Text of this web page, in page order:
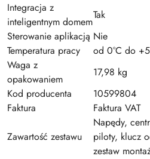
Integracja z
inteligentnym domem
Tak
Sterowanie aplikacją Nie
Temperatura pracy
od 0°C do
Waga z
opakowaniem
17,98 kg
Kod producenta
10599804
Faktura
Faktura VAT
Zawartość zestawu
Napędy,
piloty, klucz
zestaw